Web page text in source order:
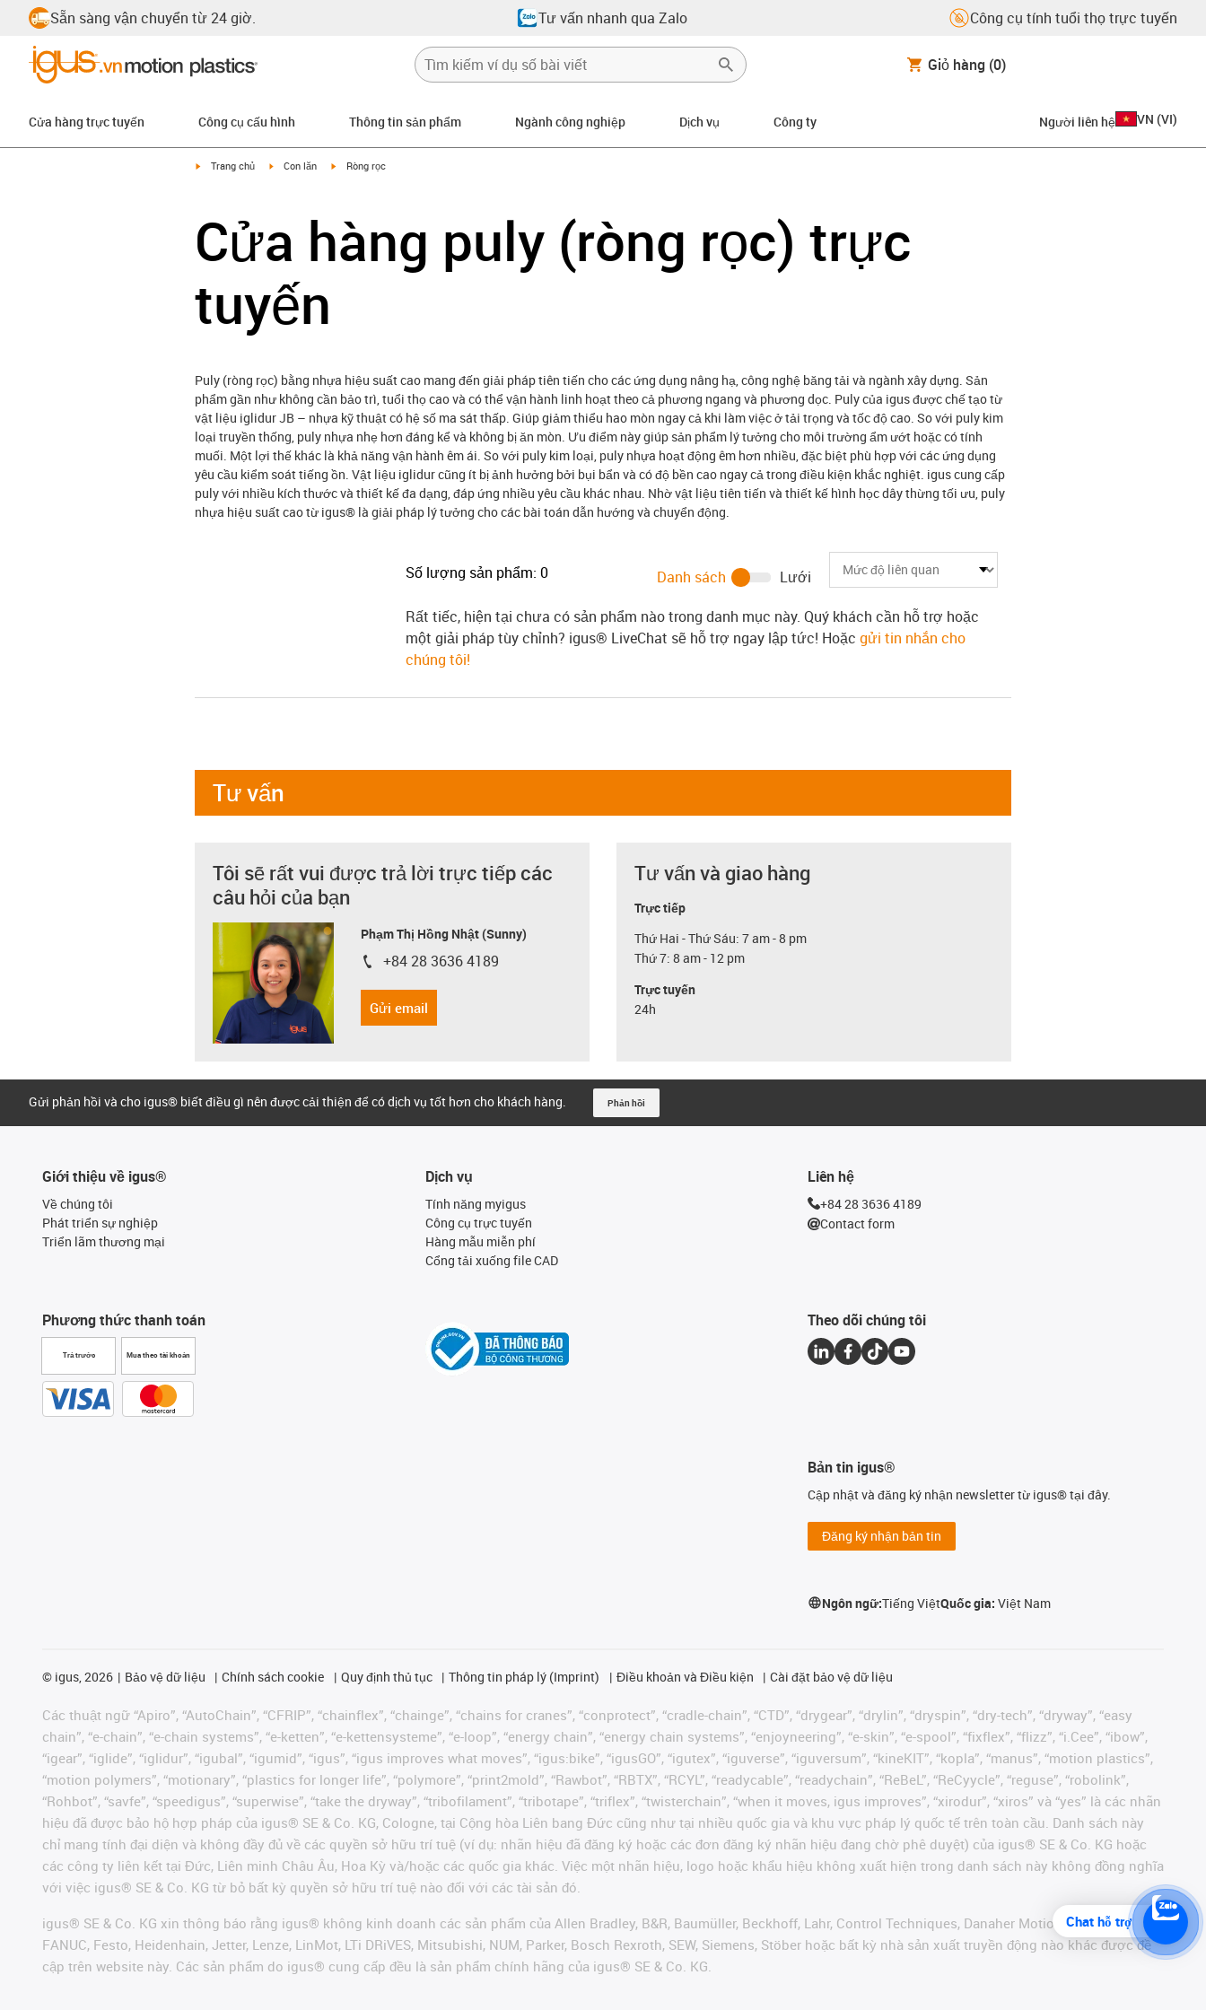
Sẵn sàng vận chuyển từ 24 giờ. Tư vấn nhanh qua Zalo Công cụ tính tuổi thọ trực tuyến
Giỏ hàng (0)
Cửa hàng trực tuyến Công cụ cấu hình Thông tin sản phẩm Ngành công nghiệp Dịch vụ Công ty Người liên hệ VN (VI)
igus-icon-arrow-right
Trang chủ igus-icon-arrow-right
Con lăn igus-icon-arrow-right
Ròng rọc
Cửa hàng puly (ròng rọc) trực
tuyến
Puly (ròng rọc) bằng nhựa hiệu suất cao mang đến giải pháp tiên tiến cho các ứng dụng nâng hạ, công nghệ băng tải và ngành xây dựng. Sản
phẩm gần như không cần bảo trì, tuổi thọ cao và có thể vận hành linh hoạt theo cả phương ngang và phương dọc. Puly của igus được chế tạo từ
vật liệu iglidur JB – nhựa kỹ thuật có hệ số ma sát thấp. Giúp giảm thiểu hao mòn ngay cả khi làm việc ở tải trọng và tốc độ cao. So với puly kim
loại truyền thống, puly nhựa nhẹ hơn đáng kể và không bị ăn mòn. Ưu điểm này giúp sản phẩm lý tưởng cho môi trường ẩm ướt hoặc có tính
muối. Một lợi thế khác là khả năng vận hành êm ái. So với puly kim loại, puly nhựa hoạt động êm hơn nhiều, đặc biệt phù hợp với các ứng dụng
yêu cầu kiểm soát tiếng ồn. Vật liệu iglidur cũng ít bị ảnh hưởng bởi bụi bẩn và có độ bền cao ngay cả trong điều kiện khắc nghiệt. igus cung cấp
puly với nhiều kích thước và thiết kế đa dạng, đáp ứng nhiều yêu cầu khác nhau. Nhờ vật liệu tiên tiến và thiết kế hình học dây thừng tối ưu, puly
nhựa hiệu suất cao từ igus® là giải pháp lý tưởng cho các bài toán dẫn hướng và chuyển động.
Số lượng sản phẩm: 0 Danh sách
Lưới
Rất tiếc, hiện tại chưa có sản phẩm nào trong danh mục này. Quý khách cần hỗ trợ hoặc
một giải pháp tùy chỉnh? igus® LiveChat sẽ hỗ trợ ngay lập tức! Hoặc gửi tin nhắn cho
chúng tôi!
Tư vấn
Tôi sẽ rất vui được trả lời trực tiếp các
câu hỏi của bạn
Phạm Thị Hồng Nhật (Sunny)
igus-icon-phone
+84 28 3636 4189
Gửi email
Tư vấn và giao hàng
Trực tiếp
Thứ Hai - Thứ Sáu: 7 am - 8 pm
Thứ 7: 8 am - 12 pm
Trực tuyến
24h
Gửi phản hồi và cho igus® biết điều gì nên được cải thiện để có dịch vụ tốt hơn cho khách hàng. Phản hồi
Giới thiệu về igus®
Về chúng tôi
Phát triển sự nghiệp
Triển lãm thương mại
Phương thức thanh toán
Trả trước Mua theo tài khoản
Dịch vụ
Tính năng myigus
Công cụ trực tuyến
Hàng mẫu miễn phí
Cổng tải xuống file CAD
Liên hệ
+84 28 3636 4189
Contact form
Theo dõi chúng tôi
Bản tin igus®
Cập nhật và đăng ký nhận newsletter từ igus® tại đây.
Đăng ký nhận bản tin
Ngôn ngữ:Tiếng ViệtQuốc gia:Việt Nam
© igus, 2026 Bảo vệ dữ liệu Chính sách cookie Quy định thủ tục Thông tin pháp lý (Imprint) Điều khoản và Điều kiện Cài đặt bảo vệ dữ liệu
Các thuật ngữ “Apiro”, “AutoChain”, “CFRIP”, “chainflex”, “chainge”, “chains for cranes”, “conprotect”, “cradle-chain”, “CTD”, “drygear”, “drylin”, “dryspin”, “dry-tech”, “dryway”, “easy
chain”, “e-chain”, “e-chain systems”, “e-ketten”, “e-kettensysteme”, “e-loop”, “energy chain”, “energy chain systems”, “enjoyneering”, “e-skin”, “e-spool”, “fixflex”, “flizz”, “i.Cee”, “ibow”,
“igear”, “iglide”, “iglidur”, “igubal”, “igumid”, “igus”, “igus improves what moves”, “igus:bike”, “igusGO”, “igutex”, “iguverse”, “iguversum”, “kineKIT”, “kopla”, “manus”, “motion plastics”,
“motion polymers”, “motionary”, “plastics for longer life”, “polymore”, “print2mold”, “Rawbot”, “RBTX”, “RCYL”, “readycable”, “readychain”, “ReBeL”, “ReCyycle”, “reguse”, “robolink”,
“Rohbot”, “savfe”, “speedigus”, “superwise”, “take the dryway”, “tribofilament”, “tribotape”, “triflex”, “twisterchain”, “when it moves, igus improves”, “xirodur”, “xiros” và “yes” là các nhãn
hiệu đã được bảo hộ hợp pháp của igus® SE & Co. KG, Cologne, tại Cộng hòa Liên bang Đức cũng như tại nhiều quốc gia và khu vực pháp lý quốc tế trên toàn cầu. Danh sách này
chỉ mang tính đại diện và không đầy đủ về các quyền sở hữu trí tuệ (ví dụ: nhãn hiệu đã đăng ký hoặc các đơn đăng ký nhãn hiệu đang chờ phê duyệt) của igus® SE & Co. KG hoặc
các công ty liên kết tại Đức, Liên minh Châu Âu, Hoa Kỳ và/hoặc các quốc gia khác. Việc một nhãn hiệu, logo hoặc khẩu hiệu không xuất hiện trong danh sách này không đồng nghĩa
với việc igus® SE & Co. KG từ bỏ bất kỳ quyền sở hữu trí tuệ nào đối với các tài sản đó.
igus® SE & Co. KG xin thông báo rằng igus® không kinh doanh các sản phẩm của Allen Bradley, B&R, Baumüller, Beckhoff, Lahr, Control Techniques, Danaher Motion, ELAU, FAGOR,
FANUC, Festo, Heidenhain, Jetter, Lenze, LinMot, LTi DRiVES, Mitsubishi, NUM, Parker, Bosch Rexroth, SEW, Siemens, Stöber hoặc bất kỳ nhà sản xuất truyền động nào khác được đề
cập trên website này. Các sản phẩm do igus® cung cấp đều là sản phẩm chính hãng của igus® SE & Co. KG.
Chat hỗ trợ